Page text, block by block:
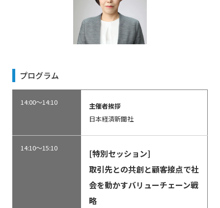
プログラム
14:00～14:10
主催者挨拶
日本経済新聞社
14:10～15:10
[特別セッション]
取引先との共創と顧客接点で社
会を動かすバリューチェーン戦
略